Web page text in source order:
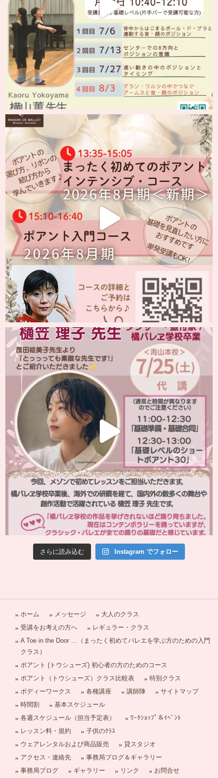
さらに読み込む Instagram でフォロー
ホーム メッセージ
大人のクラス
受講をお考えの方へ
レギュラー・クラス
A Toe in the Door …（まったく初めてバレエを学ぶ方のための入門
クラス）
ポアント (トウシューズ) 初心者の方のためのコース
ポアント（トウシューズ）クラス比較表
特別クラス
ボディーワークス
各種講座 講師陣
サイトマップ
時間割
基本スケジュール
各週スケジュール（担当予定表）
ﾜｰｸｼｮｯﾌﾟ＆ｲﾍﾞﾝﾄ
レッスン料・規約
子供のｸﾗｽ
ウェアレンタルおよび商品販売
貸スタジオ
アクセス・連絡先
事務局ブログ＆ギャラリー
事務局ブログ
ギャラリー リンク お問合せ